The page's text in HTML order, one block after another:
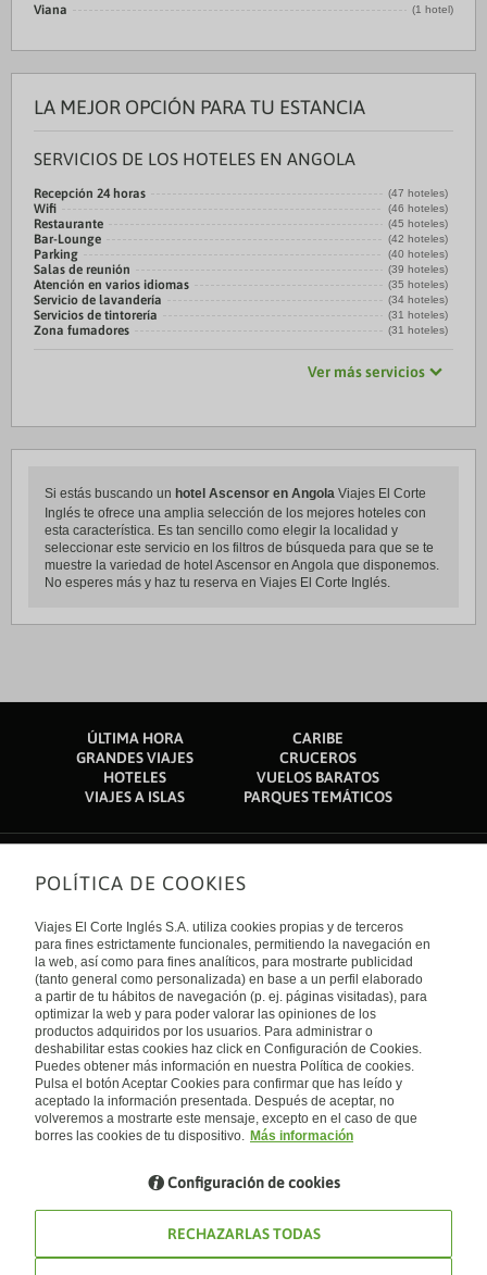
Viana (1 hotel)
LA MEJOR OPCIÓN PARA TU ESTANCIA
SERVICIOS DE LOS HOTELES EN ANGOLA
Recepción 24 horas (47 hoteles)
Wifi (46 hoteles)
Restaurante (45 hoteles)
Bar-Lounge (42 hoteles)
Parking (40 hoteles)
Salas de reunión (39 hoteles)
Atención en varios idiomas (35 hoteles)
Servicio de lavandería (34 hoteles)
Servicios de tintorería (31 hoteles)
Zona fumadores (31 hoteles)
Ver más servicios
Si estás buscando un hotel Ascensor en Angola Viajes El Corte
Inglés te ofrece una amplia selección de los mejores hoteles con
esta característica. Es tan sencillo como elegir la localidad y
seleccionar este servicio en los filtros de búsqueda para que se te
muestre la variedad de hotel Ascensor en Angola que disponemos.
No esperes más y haz tu reserva en Viajes El Corte Inglés.
ÚLTIMA HORA
CARIBE
GRANDES VIAJES
CRUCEROS
HOTELES
VUELOS BARATOS
VIAJES A ISLAS
PARQUES TEMÁTICOS
Sobre nosotros
Quiénes somos
Financiación
Sostenibilidad
Turismo accesible
Tarjeta El Corte Inglés
Trabaja con nosotros
El Corte Inglés
Canal Ético
Enlaces de interés
Guías de viaje
Catálogos
Auto check-in
Condiciones Generales
Política de privacidad
Política de cookies
Accesibilidad
Empresas/ Grupos
Internacional
España
Visita nuestro blog
Blog de Viajes el Corte inglés
POLÍTICA DE COOKIES
Viajes El Corte Inglés S.A. utiliza cookies propias y de terceros
para fines estrictamente funcionales, permitiendo la navegación en
la web, así como para fines analíticos, para mostrarte publicidad
(tanto general como personalizada) en base a un perfil elaborado
a partir de tu hábitos de navegación (p. ej. páginas visitadas), para
optimizar la web y para poder valorar las opiniones de los
productos adquiridos por los usuarios. Para administrar o
deshabilitar estas cookies haz click en Configuración de Cookies.
Puedes obtener más información en nuestra Política de cookies.
Pulsa el botón Aceptar Cookies para confirmar que has leído y
aceptado la información presentada. Después de aceptar, no
volveremos a mostrarte este mensaje, excepto en el caso de que
borres las cookies de tu dispositivo. Más información
Configuración de cookies
RECHAZARLAS TODAS